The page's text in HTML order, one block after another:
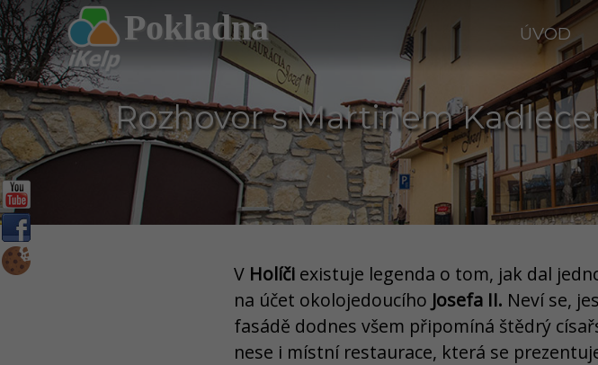
Pokladna ÚVOD
Rozhovor s Martinem
V Holíči existuje legenda o tom, jak dal
na účet okolojedoucího Josefa II. Neví se,
fasádě dodnes všem připomíná štědrý
nese i místní restaurace, která se